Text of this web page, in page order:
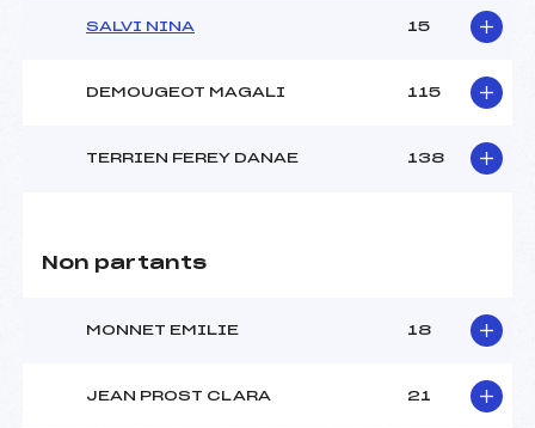
SALVI NINA 15
DEMOUGEOT MAGALI 115
TERRIEN FEREY DANAE 138
Non partants
MONNET EMILIE 18
JEAN PROST CLARA 21